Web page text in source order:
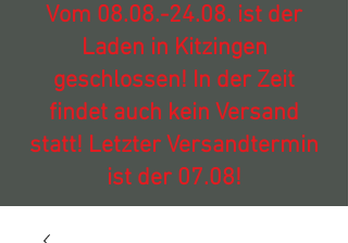
Vom 08.08.-24.08. ist der
Laden in Kitzingen
geschlossen! In der Zeit
findet auch kein Versand
statt! Letzter Versandtermin
ist der 07.08!